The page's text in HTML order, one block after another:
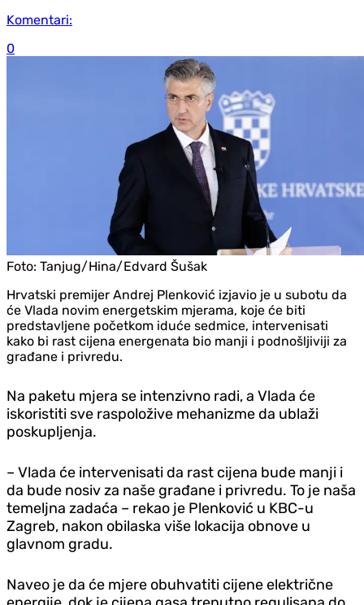
Komentari:
0
Foto: Tanjug/Hina/Edvard Šušak
Hrvatski premijer Andrej Plenković izjavio je u subotu da
će Vlada novim energetskim mjerama, koje će biti
predstavljene početkom iduće sedmice, intervenisati
kako bi rast cijena energenata bio manji i podnošljiviji za
građane i privredu.
Na paketu mjera se intenzivno radi, a Vlada će
iskoristiti sve raspoložive mehanizme da ublaži
poskupljenja.
– Vlada će intervenisati da rast cijena bude manji i
da bude nosiv za naše građane i privredu. To je naša
temeljna zadaća – rekao je Plenković u KBC-u
Zagreb, nakon obilaska više lokacija obnove u
glavnom gradu.
Naveo je da će mjere obuhvatiti cijene električne